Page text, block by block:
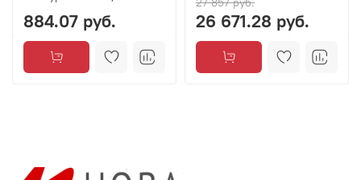
884.07 руб. 26 671.28 руб.